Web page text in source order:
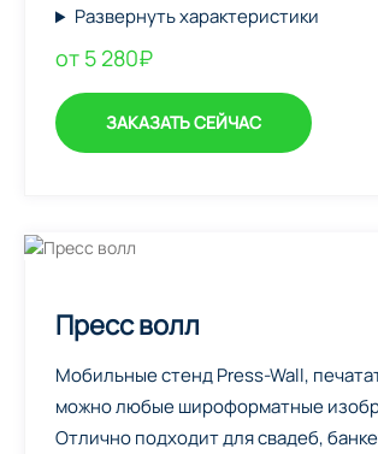
Развернуть характеристики
от 5 280₽
ЗАКАЗАТЬ СЕЙЧАС
Пресс волл
Мобильные стенд Press-Wall,
можно любые широформатные
Отлично подходит для свадеб,